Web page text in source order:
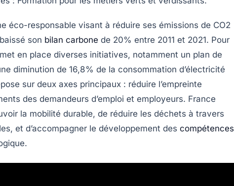
éco-responsable visant à réduire ses émissions de CO2
son bilan carbone de 20% entre 2011 et 2021. Pour
en place diverses initiatives, notamment un plan de
diminution de 16,8% de la consommation d’électricité
sur deux axes principaux : réduire l’empreinte
des demandeurs d’emploi et employeurs. France
la mobilité durable, de réduire les déchets à travers
et d’accompagner le développement des compétences